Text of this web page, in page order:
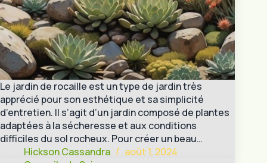
Le jardin de rocaille est un type de jardin très
apprécié pour son esthétique et sa simplicité
d’entretien. Il s’agit d’un jardin composé de plantes
adaptées à la sécheresse et aux conditions
difficiles du sol rocheux. Pour créer un beau…
Hickson Cassandra
août 1, 2024